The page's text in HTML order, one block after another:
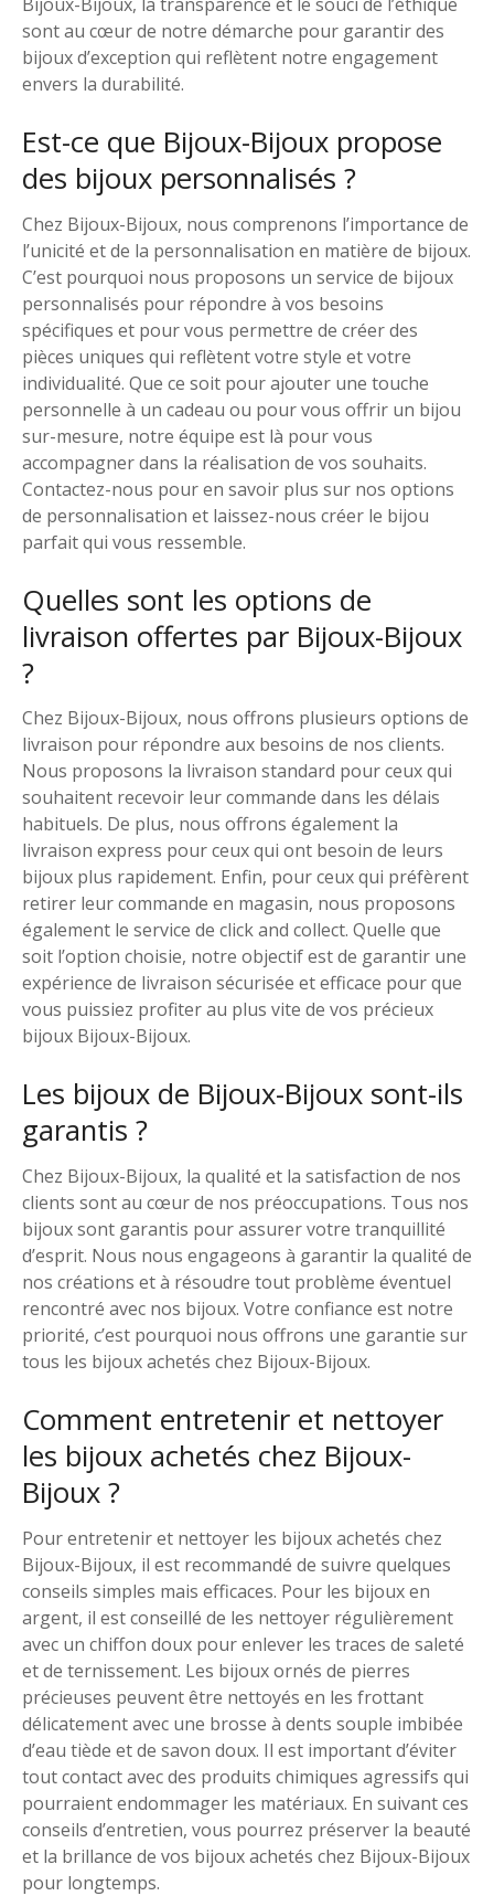
sont au cœur de notre démarche pour garantir des
bijoux d’exception qui reflètent notre engagement
envers la durabilité.
Est-ce que Bijoux-Bijoux propose
des bijoux personnalisés ?
Chez Bijoux-Bijoux, nous comprenons l’importance de
l’unicité et de la personnalisation en matière de bijoux.
C’est pourquoi nous proposons un service de bijoux
personnalisés pour répondre à vos besoins
spécifiques et pour vous permettre de créer des
pièces uniques qui reflètent votre style et votre
individualité. Que ce soit pour ajouter une touche
personnelle à un cadeau ou pour vous offrir un bijou
sur-mesure, notre équipe est là pour vous
accompagner dans la réalisation de vos souhaits.
Contactez-nous pour en savoir plus sur nos options
de personnalisation et laissez-nous créer le bijou
parfait qui vous ressemble.
Quelles sont les options de
livraison offertes par Bijoux-Bijoux
?
Chez Bijoux-Bijoux, nous offrons plusieurs options de
livraison pour répondre aux besoins de nos clients.
Nous proposons la livraison standard pour ceux qui
souhaitent recevoir leur commande dans les délais
habituels. De plus, nous offrons également la
livraison express pour ceux qui ont besoin de leurs
bijoux plus rapidement. Enfin, pour ceux qui préfèrent
retirer leur commande en magasin, nous proposons
également le service de click and collect. Quelle que
soit l’option choisie, notre objectif est de garantir une
expérience de livraison sécurisée et efficace pour que
vous puissiez profiter au plus vite de vos précieux
bijoux Bijoux-Bijoux.
Les bijoux de Bijoux-Bijoux sont-ils
garantis ?
Chez Bijoux-Bijoux, la qualité et la satisfaction de nos
clients sont au cœur de nos préoccupations. Tous nos
bijoux sont garantis pour assurer votre tranquillité
d’esprit. Nous nous engageons à garantir la qualité de
nos créations et à résoudre tout problème éventuel
rencontré avec nos bijoux. Votre confiance est notre
priorité, c’est pourquoi nous offrons une garantie sur
tous les bijoux achetés chez Bijoux-Bijoux.
Comment entretenir et nettoyer
les bijoux achetés chez Bijoux-
Bijoux ?
Pour entretenir et nettoyer les bijoux achetés chez
Bijoux-Bijoux, il est recommandé de suivre quelques
conseils simples mais efficaces. Pour les bijoux en
argent, il est conseillé de les nettoyer régulièrement
avec un chiffon doux pour enlever les traces de saleté
et de ternissement. Les bijoux ornés de pierres
précieuses peuvent être nettoyés en les frottant
délicatement avec une brosse à dents souple imbibée
d’eau tiède et de savon doux. Il est important d’éviter
tout contact avec des produits chimiques agressifs qui
pourraient endommager les matériaux. En suivant ces
conseils d’entretien, vous pourrez préserver la beauté
et la brillance de vos bijoux achetés chez Bijoux-Bijoux
pour longtemps.